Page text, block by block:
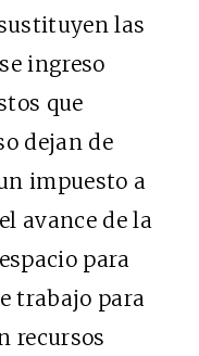
las
ingreso
que
dejan de
impuesto a
avance de la
para
trabajo para
recursos